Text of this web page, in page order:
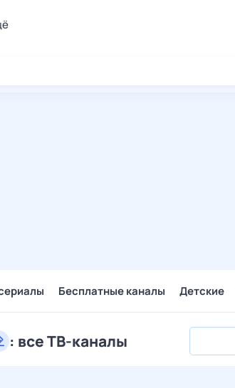
Бесплатные каналы Детские
: все ТВ-каналы